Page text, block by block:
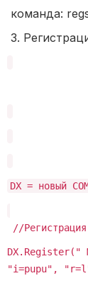
команда:
3.
DX = новый
//
DX.Register("
"i=pupu",